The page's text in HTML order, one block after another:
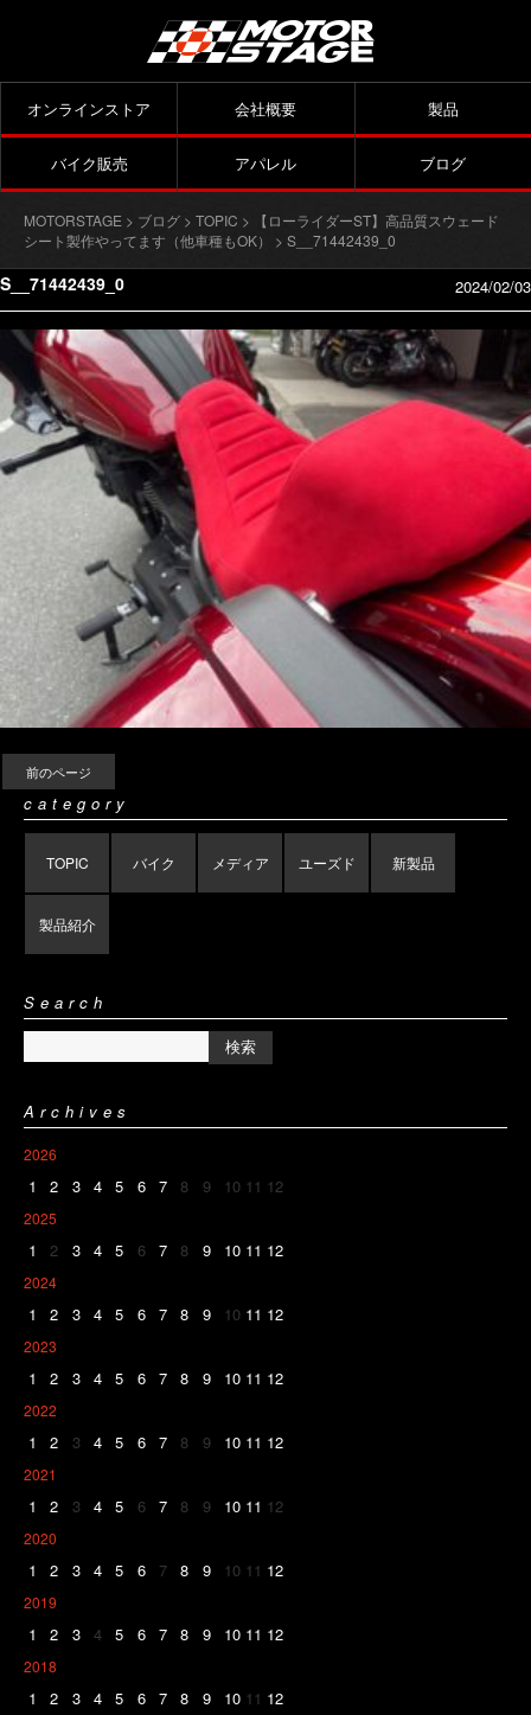
オンラインストア 会社概要 製品
バイク販売 アパレル ブログ
MOTORSTAGE > ブログ > TOPIC >
【ローライダーST】高品質スウェード
シート製作やってます（他車種もOK）
> S__71442439_0
S__71442439_0 2024/02/03
前のページ
category
TOPIC バイク メディア ユーズド 新製品
製品紹介
Search
Archives
2026
1 2 3 4 5 6 7 8 9 10 11 12
2025
1 2 3 4 5 6 7 8 9 10 11 12
2024
1 2 3 4 5 6 7 8 9 10 11 12
2023
1 2 3 4 5 6 7 8 9 10 11 12
2022
1 2 3 4 5 6 7 8 9 10 11 12
2021
1 2 3 4 5 6 7 8 9 10 11 12
2020
1 2 3 4 5 6 7 8 9 10 11 12
2019
1 2 3 4 5 6 7 8 9 10 11 12
2018
1 2 3 4 5 6 7 8 9 10 11 12